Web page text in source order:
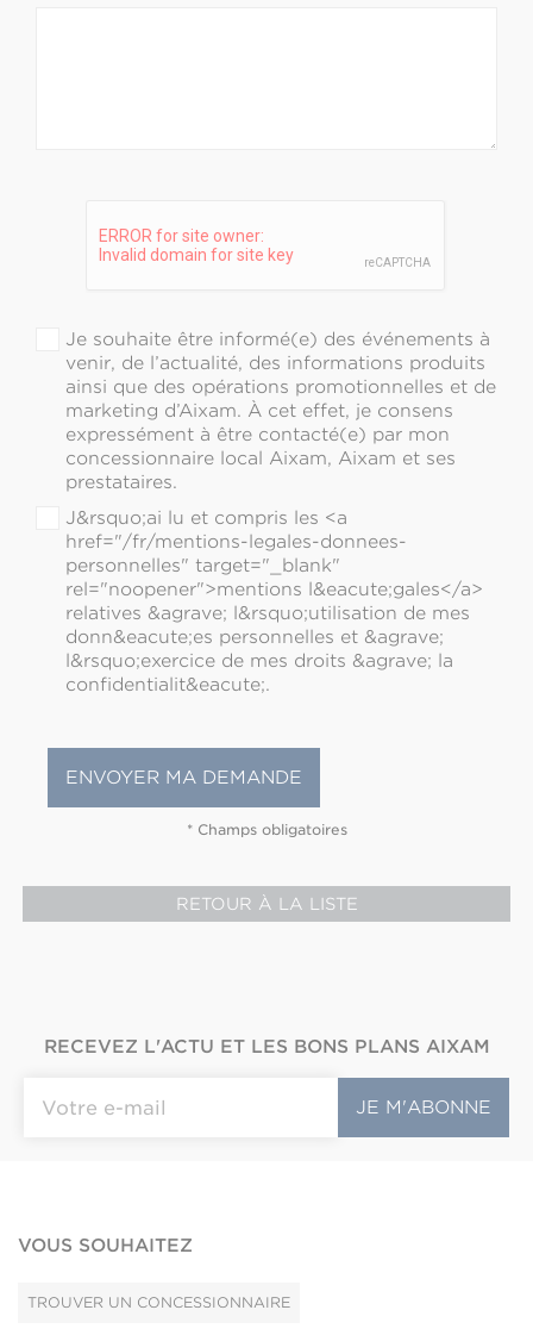
Je souhaite être informé(e) des événements à
venir, de l’actualité, des informations produits
ainsi que des opérations promotionnelles et de
marketing d’Aixam. À cet effet, je consens
expressément à être contacté(e) par mon
concessionnaire local Aixam, Aixam et ses
prestataires.
J&rsquo;ai lu et compris les <a
href="/fr/mentions-legales-donnees-
personnelles" target="_blank"
rel="noopener">mentions l&eacute;gales</a>
relatives &agrave; l&rsquo;utilisation de mes
donn&eacute;es personnelles et &agrave;
l&rsquo;exercice de mes droits &agrave; la
confidentialit&eacute;.
* Champs obligatoires
RETOUR À LA LISTE
RECEVEZ L'ACTU ET LES BONS PLANS AIXAM
VOUS SOUHAITEZ
TROUVER UN CONCESSIONNAIRE